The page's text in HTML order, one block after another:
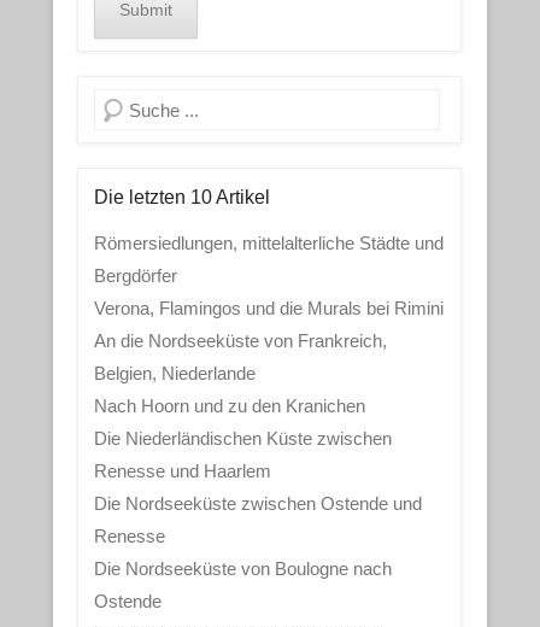
Search
Die letzten 10 Artikel
Römersiedlungen, mittelalterliche Städte und
Bergdörfer
Verona, Flamingos und die Murals bei Rimini
An die Nordseeküste von Frankreich,
Belgien, Niederlande
Nach Hoorn und zu den Kranichen
Die Niederländischen Küste zwischen
Renesse und Haarlem
Die Nordseeküste zwischen Ostende und
Renesse
Die Nordseeküste von Boulogne nach
Ostende